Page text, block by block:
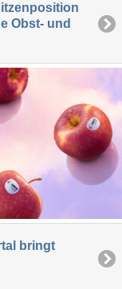
Obst- und
bringt